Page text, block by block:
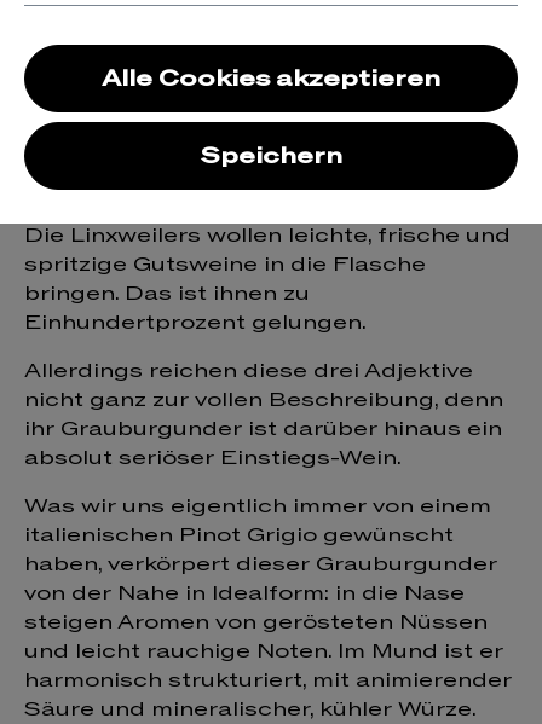
2025
Grauburgunder
trocken
Die Linxweilers wollen leichte, frische und
spritzige Gutsweine in die Flasche
bringen. Das ist ihnen zu
Einhundertprozent gelungen.
Allerdings reichen diese drei Adjektive
nicht ganz zur vollen Beschreibung, denn
ihr Grauburgunder ist darüber hinaus ein
absolut seriöser Einstiegs-Wein.
Was wir uns eigentlich immer von einem
italienischen Pinot Grigio gewünscht
haben, verkörpert dieser Grauburgunder
von der Nahe in Idealform: in die Nase
steigen Aromen von gerösteten Nüssen
und leicht rauchige Noten. Im Mund ist er
harmonisch strukturiert, mit animierender
Säure und mineralischer, kühler Würze.
Alle Cookies akzeptieren
Speichern